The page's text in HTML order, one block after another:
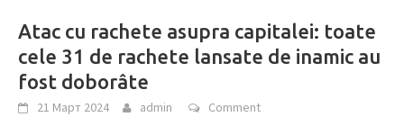
Atac cu rachete asupra capitalei: toate
cele 31 de rachete lansate de inamic au
fost doborâte
21 Март 2024 admin Comment